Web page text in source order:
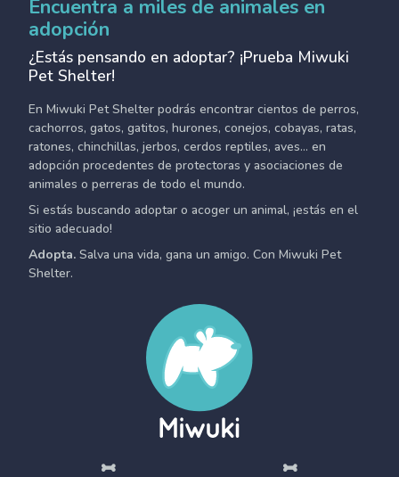
Encuentra a miles de animales en
adopción
¿Estás pensando en adoptar? ¡Prueba Miwuki
Pet Shelter!
En Miwuki Pet Shelter podrás encontrar cientos de perros,
cachorros, gatos, gatitos, hurones, conejos, cobayas, ratas,
ratones, chinchillas, jerbos, cerdos reptiles, aves... en
adopción procedentes de protectoras y asociaciones de
animales o perreras de todo el mundo.
Si estás buscando adoptar o acoger un animal, ¡estás en el
sitio adecuado!
Adopta. Salva una vida, gana un amigo. Con Miwuki Pet
Shelter.